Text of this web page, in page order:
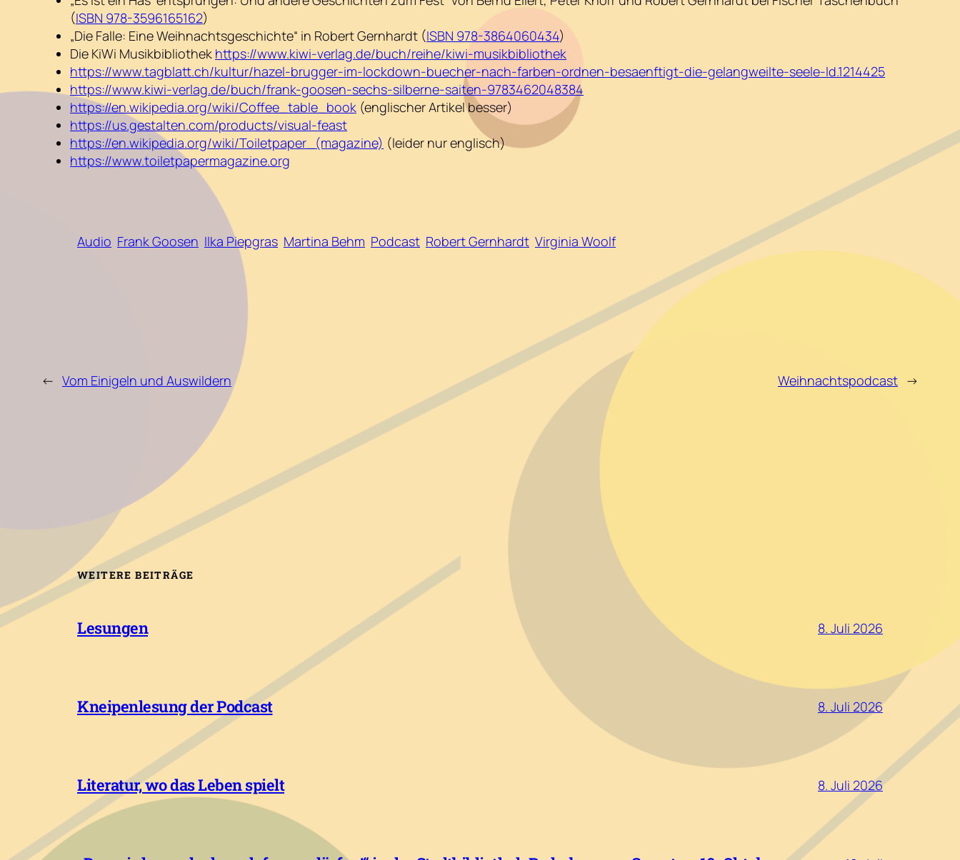
(ISBN 978-3596165162)
„Die Falle: Eine Weihnachtsgeschichte“ in Robert Gernhardt (ISBN 978-3864060434)
Die KiWi Musikbibliothek https://www.kiwi-verlag.de/buch/reihe/kiwi-musikbibliothek
https://www.tagblatt.ch/kultur/hazel-brugger-im-lockdown-buecher-nach-farben-ordnen-besaenftigt-die-gelangweilte-seele-ld.1214425
https://www.kiwi-verlag.de/buch/frank-goosen-sechs-silberne-saiten-9783462048384
https://en.wikipedia.org/wiki/Coffee_table_book (englischer Artikel besser)
https://us.gestalten.com/products/visual-feast
https://en.wikipedia.org/wiki/Toiletpaper_(magazine) (leider nur englisch)
https://www.toiletpapermagazine.org
Audio Frank Goosen Ilka Piepgras Martina Behm Podcast Robert Gernhardt Virginia Woolf
← Vom Einigeln und Auswildern Weihnachtspodcast →
WEITERE BEITRÄGE
Lesungen 8. Juli 2026
Kneipenlesung der Podcast 8. Juli 2026
Literatur, wo das Leben spielt 8. Juli 2026